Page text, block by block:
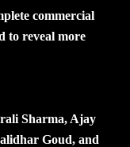
commercial
to reveal more
Sharma, Ajay
Goud, and